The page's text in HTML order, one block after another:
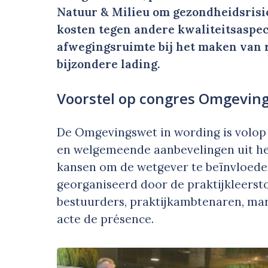
Natuur & Milieu om
kosten tegen andere
afwegingsruimte bij het maken
bijzondere lading.
Voorstel op congres
De Omgevingswet in wording is
en welgemeende aanbevelingen uit
kansen om de wetgever te
georganiseerd door de
bestuurders, praktijkambtenaren,
acte de présence.